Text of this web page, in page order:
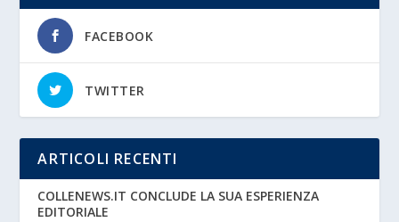
FACEBOOK
TWITTER
ARTICOLI RECENTI
COLLENEWS.IT CONCLUDE LA SUA ESPERIENZA
EDITORIALE